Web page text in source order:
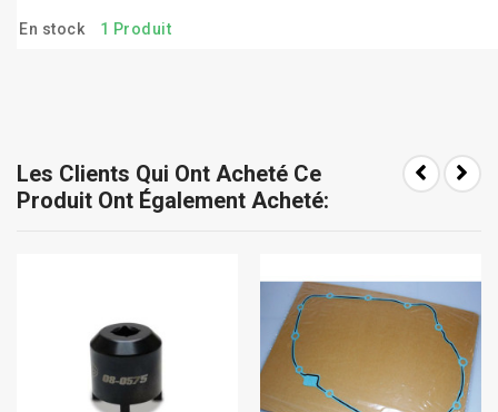
En stock 1 Produit
Les Clients Qui Ont Acheté Ce
Produit Ont Également Acheté: